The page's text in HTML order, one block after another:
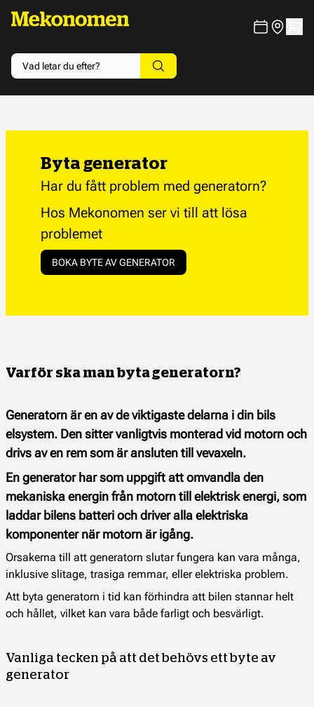
Byta generator
Har du fått problem med generatorn?
Hos Mekonomen ser vi till att lösa
problemet
BOKA BYTE AV GENERATOR
Varför ska man byta generatorn?
Generatorn är en av de viktigaste delarna i din bils
elsystem. Den sitter vanligtvis monterad vid motorn och
drivs av en rem som är ansluten till vevaxeln.
En generator har som uppgift att omvandla den
mekaniska energin från motorn till elektrisk energi, som
laddar bilens batteri och driver alla elektriska
komponenter när motorn är igång.
Orsakerna till att generatorn slutar fungera kan vara många,
inklusive slitage, trasiga remmar, eller elektriska problem.
Att byta generatorn i tid kan förhindra att bilen stannar helt
och hållet, vilket kan vara både farligt och besvärligt.
Vanliga tecken på att det behövs ett byte av
generator